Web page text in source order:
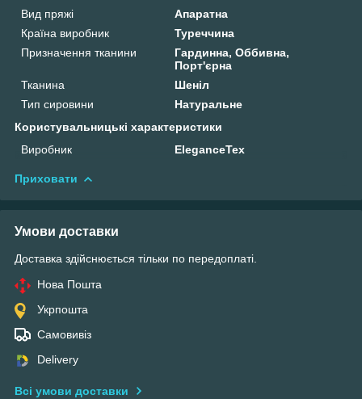
Вид пряжі
Апаратна
Країна виробник
Туреччина
Призначення тканини
Гардинна, Оббивна,
Порт'єрна
Тканина
Шеніл
Тип сировини
Натуральне
Користувальницькі характеристики
Виробник
EleganceTex
Приховати
Умови доставки
Доставка здійснюється тільки по передоплаті.
Нова Пошта
Укрпошта
Самовивіз
Delivery
Всі умови доставки